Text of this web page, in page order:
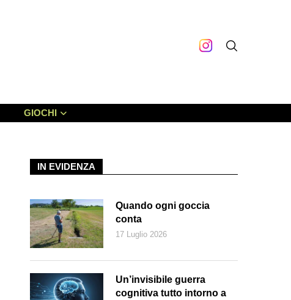
GIOCHI
IN EVIDENZA
Quando ogni goccia
conta
17 Luglio 2026
Un’invisibile guerra
cognitiva tutto intorno a